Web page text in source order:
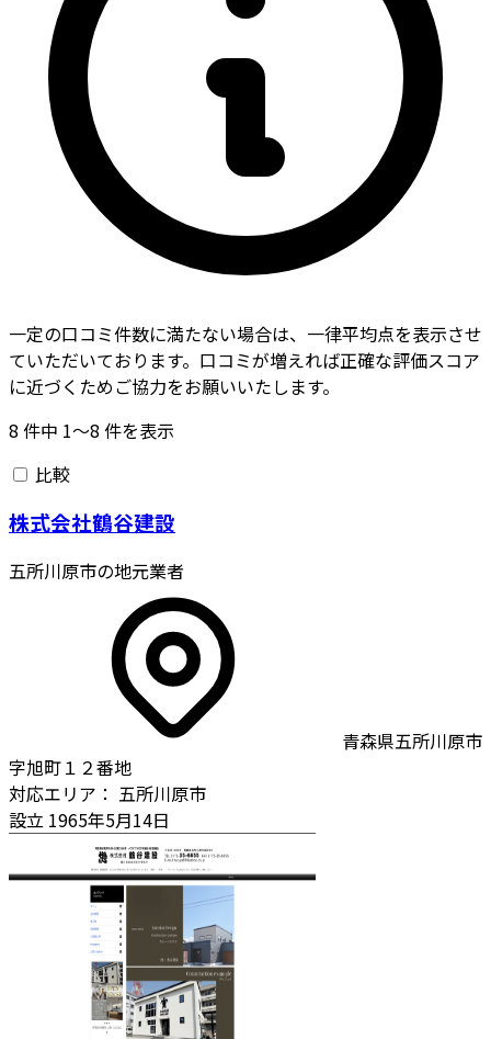
一定の口コミ件数に満たない場合は、一律平均点を表示させ
ていただいております。口コミが増えれば正確な評価スコア
に近づくためご協力をお願いいたします。
8 件中 1〜8 件を表示
比較
株式会社鶴谷建設
五所川原市の地元業者
青森県五所川原市
字旭町１２番地
対応エリア： 五所川原市
設立 1965年5月14日